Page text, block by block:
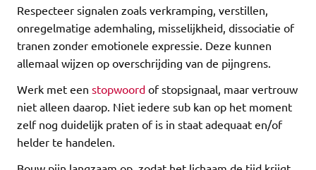
Respecteer signalen zoals verkramping, verstillen,
onregelmatige ademhaling, misselijkheid, dissociatie of
tranen zonder emotionele expressie. Deze kunnen
allemaal wijzen op overschrijding van de pijngrens.
Werk met een stopwoord of stopsignaal, maar vertrouw
niet alleen daarop. Niet iedere sub kan op het moment
zelf nog duidelijk praten of is in staat adequaat en/of
helder te handelen.